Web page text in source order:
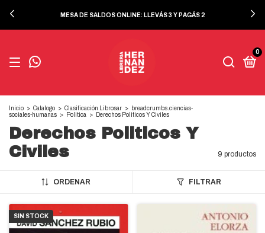
MESA DE SALDOS ONLINE: LLEVÁS 3 Y PAGÁS 2
0
Inicio > Catalogo > Clasificación Librosar >
breadcrumbs.ciencias-
sociales-humanas > Politica > Derechos Politicos Y Civiles
Derechos Politicos Y
Civiles
9 productos
ORDENAR FILTRAR
SIN STOCK